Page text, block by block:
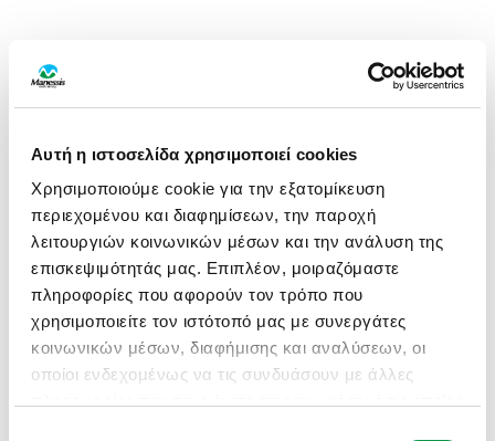
Αυτή η ιστοσελίδα χρησιμοποιεί cookies
Χρησιμοποιούμε cookie για την εξατομίκευση
περιεχομένου και διαφημίσεων, την παροχή
λειτουργιών κοινωνικών μέσων και την ανάλυση της
επισκεψιμότητάς μας. Επιπλέον, μοιραζόμαστε
πληροφορίες που αφορούν τον τρόπο που
χρησιμοποιείτε τον ιστότοπό μας με συνεργάτες
κοινωνικών μέσων, διαφήμισης και αναλύσεων, οι
οποίοι ενδεχομένως να τις συνδυάσουν με άλλες